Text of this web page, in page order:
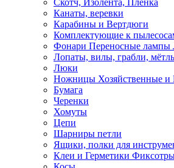
Скотч, Изолента, Пленка
Канаты, веревки
Карабины и Вертдюги
Комплектующие к
Фонари Переносные
Лопаты, вилы, грабли,
Люки
Ножницы Хозяйственные
Бумага
Черенки
Хомуты
Цепи
Шарниры петли
Ящики, полки для
Клеи и Герметики